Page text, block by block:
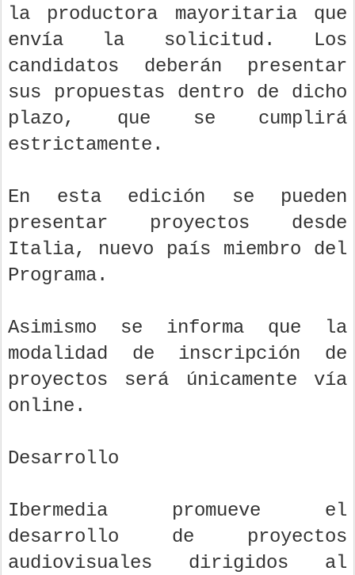
la productora mayoritaria que
envía la solicitud. Los
candidatos deberán presentar
sus propuestas dentro de dicho
plazo, que se cumplirá
estrictamente.
En esta edición se pueden
presentar proyectos desde
Italia, nuevo país miembro del
Programa.
Asimismo se informa que la
modalidad de inscripción de
proyectos será únicamente vía
online.
Desarrollo
Ibermedia promueve el
desarrollo de proyectos
audiovisuales dirigidos al